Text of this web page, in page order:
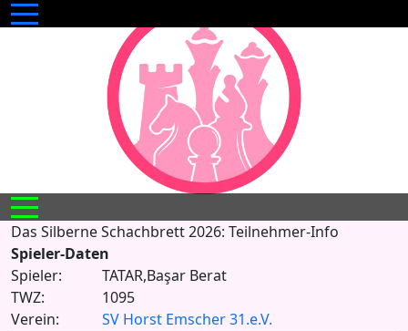
Mobile Menu Toggle
Mobile Menu Toggle
Das Silberne Schachbrett 2026: Teilnehmer-Info
Spieler-Daten
Spieler:
TATAR,Başar Berat
TWZ:
1095
Verein:
SV Horst Emscher 31.e.V.